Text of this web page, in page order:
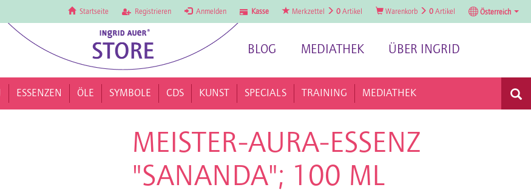
Startseite Registrieren Anmelden Kasse Merkzettel 0 Artikel Warenkorb 0 Artikel Österreich
BLOG MEDIATHEK ÜBER INGRID
ESSENZEN ÖLE SYMBOLE CDS KUNST SPECIALS TRAINING MEDIATHEK
MEISTER-AURA-ESSENZ
"SANANDA"; 100 ML